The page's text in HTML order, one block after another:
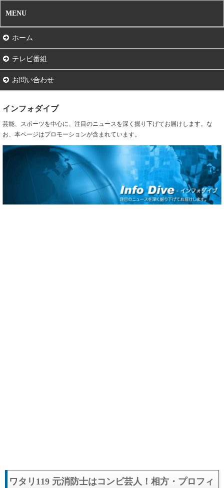
MENU
ホーム
テレビ番組
お問い合わせ
インフォダイブ
芸能、スポーツを中心に、注目のニュースを深く掘り下げてお届けします。な
お、本ページはプロモーションが含まれています。
ワタリ119 元消防士はコンビ芸人！相方・プロフィ